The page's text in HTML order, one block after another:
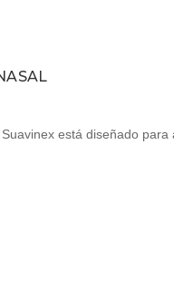
está diseñado para